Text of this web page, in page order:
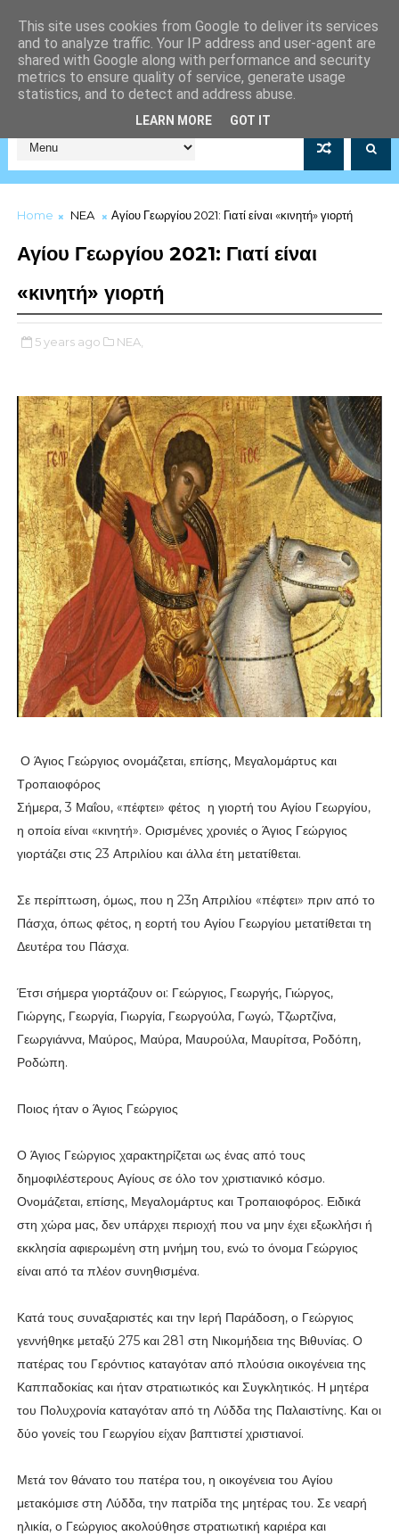
Home NEA Αγίου Γεωργίου 2021: Γιατί είναι «κινητή» γιορτή
Αγίου Γεωργίου 2021: Γιατί είναι
«κινητή» γιορτή
5 years ago NEA,
Ο Άγιος Γεώργιος ονομάζεται, επίσης, Μεγαλομάρτυς και
Τροπαιοφόρος
Σήμερα, 3 Μαΐου, «πέφτει» φέτος η γιορτή του Αγίου Γεωργίου,
η οποία είναι «κινητή». Ορισμένες χρονιές ο Άγιος Γεώργιος
γιορτάζει στις 23 Απριλίου και άλλα έτη μετατίθεται.
Σε περίπτωση, όμως, που η 23η Απριλίου «πέφτει» πριν από το
Πάσχα, όπως φέτος, η εορτή του Αγίου Γεωργίου μετατίθεται τη
Δευτέρα του Πάσχα.
Έτσι σήμερα γιορτάζουν οι: Γεώργιος, Γεωργής, Γιώργος,
Γιώργης, Γεωργία, Γιωργία, Γεωργούλα, Γωγώ, Τζωρτζίνα,
Γεωργιάννα, Μαύρος, Μαύρα, Μαυρούλα, Μαυρίτσα, Ροδόπη,
Ροδώπη.
Ποιος ήταν ο Άγιος Γεώργιος
Ο Άγιος Γεώργιος χαρακτηρίζεται ως ένας από τους
δημοφιλέστερους Αγίους σε όλο τον χριστιανικό κόσμο.
Ονομάζεται, επίσης, Μεγαλομάρτυς και Τροπαιοφόρος. Ειδικά
στη χώρα μας, δεν υπάρχει περιοχή που να μην έχει εξωκλήσι ή
εκκλησία αφιερωμένη στη μνήμη του, ενώ το όνομα Γεώργιος
είναι από τα πλέον συνηθισμένα.
Κατά τους συναξαριστές και την Ιερή Παράδοση, ο Γεώργιος
γεννήθηκε μεταξύ 275 και 281 στη Νικομήδεια της Βιθυνίας. Ο
πατέρας του Γερόντιος καταγόταν από πλούσια οικογένεια της
Καππαδοκίας και ήταν στρατιωτικός και Συγκλητικός. Η μητέρα
του Πολυχρονία καταγόταν από τη Λύδδα της Παλαιστίνης. Και οι
δύο γονείς του Γεωργίου είχαν βαπτιστεί χριστιανοί.
Μετά τον θάνατο του πατέρα του, η οικογένεια του Αγίου
μετακόμισε στη Λύδδα, την πατρίδα της μητέρας του. Σε νεαρή
ηλικία, ο Γεώργιος ακολούθησε στρατιωτική καριέρα και
This site uses cookies from Google to deliver its services
and to analyze traffic. Your IP address and user-agent are
shared with Google along with performance and security
metrics to ensure quality of service, generate usage
statistics, and to detect and address abuse.
LEARN MORE GOT IT